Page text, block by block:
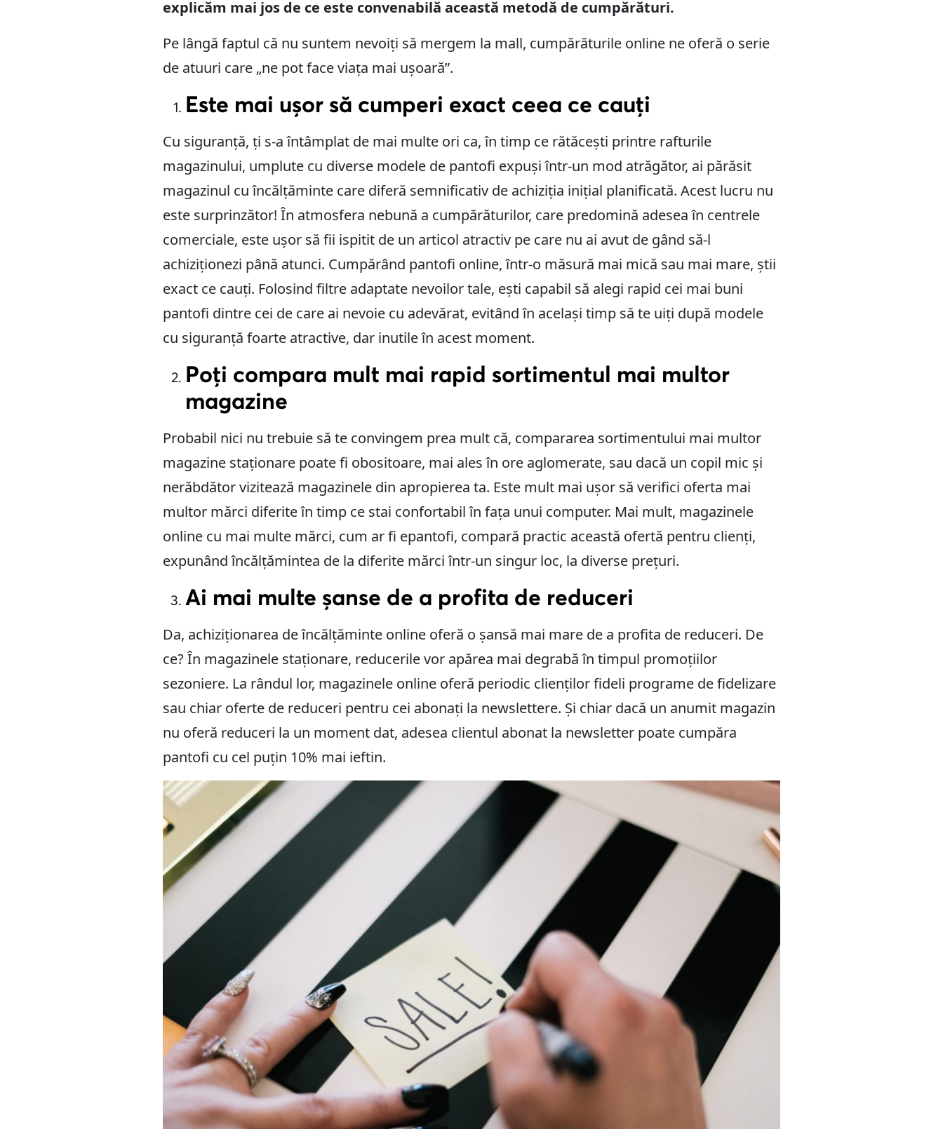
explicăm mai jos de ce este convenabilă această metodă de cumpărături.
Pe lângă faptul că nu suntem nevoiți să mergem la mall, cumpărăturile online ne oferă o serie
de atuuri care „ne pot face viața mai ușoară”.
Este mai ușor să cumperi exact ceea ce cauți
Cu siguranță, ți s-a întâmplat de mai multe ori ca, în timp ce rătăcești printre rafturile
magazinului, umplute cu diverse modele de pantofi expuși într-un mod atrăgător, ai părăsit
magazinul cu încălțăminte care diferă semnificativ de achiziția inițial planificată. Acest lucru nu
este surprinzător! În atmosfera nebună a cumpărăturilor, care predomină adesea în centrele
comerciale, este ușor să fii ispitit de un articol atractiv pe care nu ai avut de gând să-l
achiziționezi până atunci. Cumpărând pantofi online, într-o măsură mai mică sau mai mare, știi
exact ce cauți. Folosind filtre adaptate nevoilor tale, ești capabil să alegi rapid cei mai buni
pantofi dintre cei de care ai nevoie cu adevărat, evitând în același timp să te uiți după modele
cu siguranță foarte atractive, dar inutile în acest moment.
Poți compara mult mai rapid sortimentul mai multor
magazine
Probabil nici nu trebuie să te convingem prea mult că, compararea sortimentului mai multor
magazine staționare poate fi obositoare, mai ales în ore aglomerate, sau dacă un copil mic și
nerăbdător vizitează magazinele din apropierea ta. Este mult mai ușor să verifici oferta mai
multor mărci diferite în timp ce stai confortabil în fața unui computer. Mai mult, magazinele
online cu mai multe mărci, cum ar fi epantofi, compară practic această ofertă pentru clienți,
expunând încălțămintea de la diferite mărci într-un singur loc, la diverse prețuri.
Ai mai multe șanse de a profita de reduceri
Da, achiziționarea de încălțăminte online oferă o șansă mai mare de a profita de reduceri. De
ce? În magazinele staționare, reducerile vor apărea mai degrabă în timpul promoțiilor
sezoniere. La rândul lor, magazinele online oferă periodic clienților fideli programe de fidelizare
sau chiar oferte de reduceri pentru cei abonați la newslettere. Și chiar dacă un anumit magazin
nu oferă reduceri la un moment dat, adesea clientul abonat la newsletter poate cumpăra
pantofi cu cel puțin 10% mai ieftin.